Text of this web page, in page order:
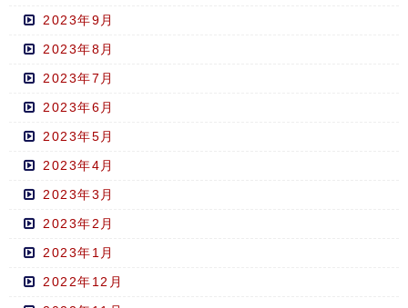
2023年9月
2023年8月
2023年7月
2023年6月
2023年5月
2023年4月
2023年3月
2023年2月
2023年1月
2022年12月